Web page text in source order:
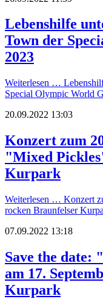
Lebenshilfe
Town der
2023
Weiterlesen …
Special Olympic World
20.09.2022 13:03
Konzert zum
"Mixed
Kurpark
Weiterlesen … Konzert
rocken Braunfelser
07.09.2022 13:18
Save the date:
am 17.
Kurpark